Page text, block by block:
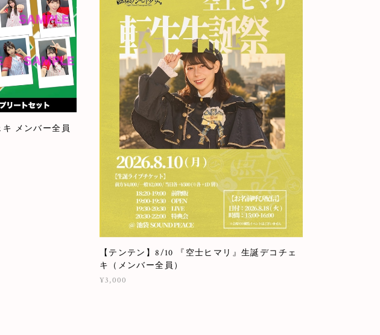
キ メンバー全員
【テンテン】8/10 『空士ヒマリ』生誕デコチェ
キ（メンバー全員）
¥3,000